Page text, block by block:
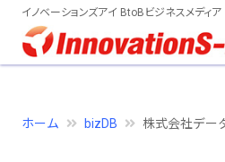
イノベーションズアイ BtoBビジネスメディア
ホーム bizDB 株式会社デー